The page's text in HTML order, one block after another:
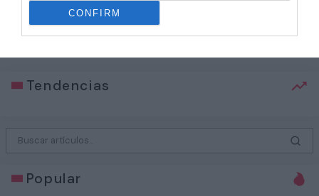
CONFIRM
Tendencias
Popular